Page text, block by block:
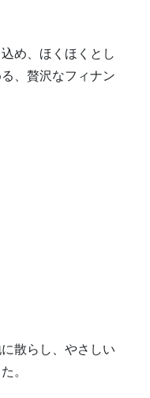
め、ほくほくとし
、贅沢なフィナン
散らし、やさしい
。